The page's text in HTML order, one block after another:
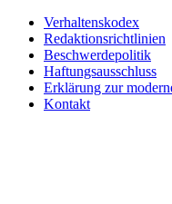
Verhaltenskodex
Redaktionsrichtlinien
Beschwerdepolitik
Haftungsausschluss
Erklärung zur
Kontakt